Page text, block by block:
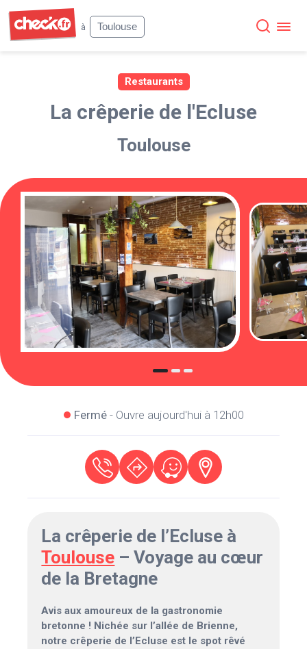
à
Toulouse
Restaurants
La crêperie de l'Ecluse
Toulouse
Fermé- Ouvre aujourd'hui à 12h00
La crêperie de l’Ecluse à
Toulouse – Voyage au cœur
de la Bretagne
Avis aux amoureux de la gastronomie
bretonne ! Nichée sur l’allée de Brienne,
notre crêperie de l’Ecluse est le spot rêvé